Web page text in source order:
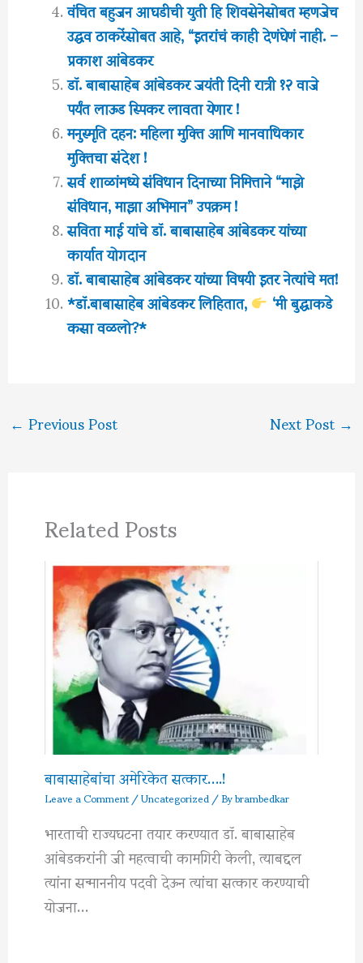
वंचित बहुजन आघडीची युती हि शिवसेनेसोबत म्हणजेच
उद्धव ठाकरेंसोबत आहे, “इतरांचं काही देणंघेणं नाही. –
प्रकाश आंबेडकर
डॉ. बाबासाहेब आंबेडकर जयंती दिनी रात्री १२ वाजे
पर्यंत लाऊड स्पिकर लावता येणार !
मनुस्मृति दहन: महिला मुक्ति आणि मानवाधिकार
मुक्तिचा संदेश !
सर्व शाळांमध्ये संविधान दिनाच्या निमित्ताने “माझे
संविधान, माझा अभिमान” उपक्रम !
सविता माई यांचे डॉ. बाबासाहेब आंबेडकर यांच्या
कार्यात योगदान
डॉ. बाबासाहेब आंबेडकर यांच्या विषयी इतर नेत्यांचे मत!
*डॉ.बाबासाहेब आंबेडकर लिहितात, ‘मी बुद्धाकडे
कसा वळलो?*
←Previous Post Next Post→
Related Posts
बाबासाहेबांचा अमेरिकेत सत्कार….!
Leave a Comment/Uncategorized/ Bybrambedkar
भारताची राज्यघटना तयार करण्यात डॉ. बाबासाहेब
आंबेडकरांनी जी महत्वाची कामगिरी केली, त्याबद्दल
त्यांना सन्माननीय पदवी देऊन त्यांचा सत्कार करण्याची
योजना…